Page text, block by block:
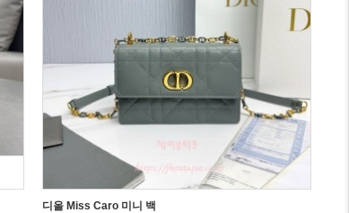
디올 Miss Caro 미니 백